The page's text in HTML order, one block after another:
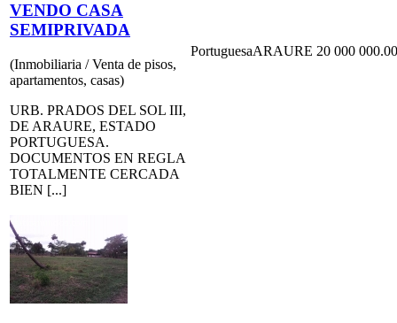
VENDO CASA
SEMIPRIVADA
(Inmobiliaria / Venta de pisos,
apartamentos, casas)
URB. PRADOS DEL SOL III,
DE ARAURE, ESTADO
PORTUGUESA.
DOCUMENTOS EN REGLA
TOTALMENTE CERCADA
BIEN [...]
PortuguesaARAURE 20 000